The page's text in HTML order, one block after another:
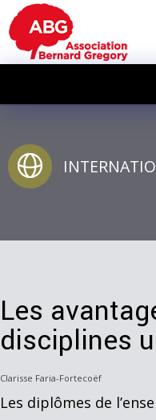
Les
disciplines
Clarisse Faria-Fortecoëf
Les diplômes de